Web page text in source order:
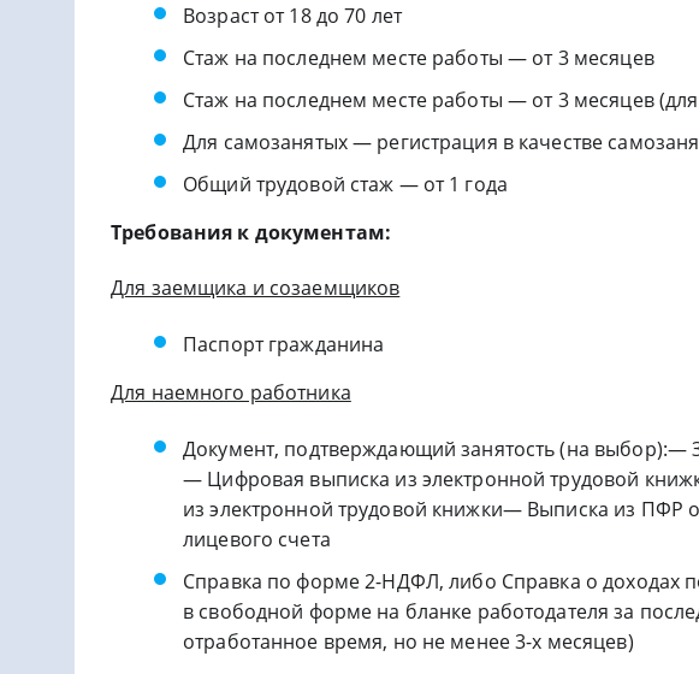
Возраст от 18 до 70 лет
Стаж на последнем месте работы — от 3 месяцев
Стаж на последнем месте работы — от 3 месяцев
Для самозанятых — регистрация в качестве
Общий трудовой стаж — от 1 года
Требования к документам:
Для заемщика и созаемщиков
Паспорт гражданина
Для наемного работника
Документ, подтверждающий занятость (на выбор):—
— Цифровая выписка из электронной трудовой
из электронной трудовой книжки— Выписка из ПФР
лицевого счета
Справка по форме 2-НДФЛ, либо Справка о доходах
в свободной форме на бланке работодателя за
отработанное время, но не менее 3-х месяцев)